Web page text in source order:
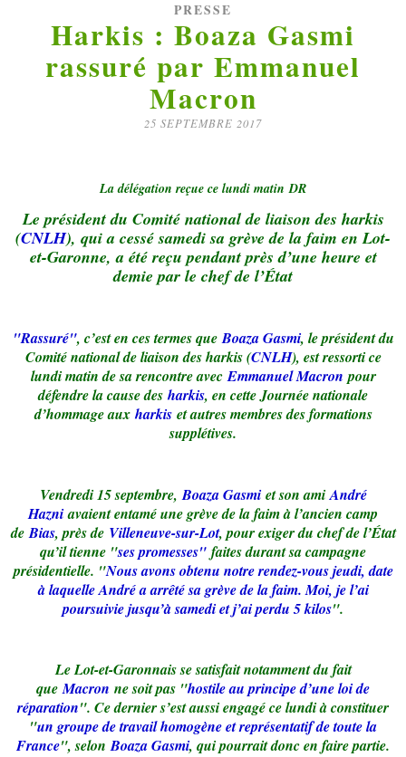
PRESSE
Harkis : Boaza Gasmi
rassuré par Emmanuel
Macron
25 SEPTEMBRE 2017
La délégation reçue ce lundi matin DR
Le président du Comité national de liaison des harkis
(CNLH), qui a cessé samedi sa grève de la faim en Lot-
et-Garonne, a été reçu pendant près d’une heure et
demie par le chef de l’État
"Rassuré", c’est en ces termes que Boaza Gasmi, le président du
Comité national de liaison des harkis (CNLH), est ressorti ce
lundi matin de sa rencontre avec Emmanuel Macron pour
défendre la cause des harkis, en cette Journée nationale
d’hommage aux harkis et autres membres des formations
supplétives.
Vendredi 15 septembre, Boaza Gasmi et son ami André
Hazni avaient entamé une grève de la faim à l’ancien camp
de Bias, près de Villeneuve-sur-Lot, pour exiger du chef de l’État
qu’il tienne "ses promesses" faites durant sa campagne
présidentielle. "Nous avons obtenu notre rendez-vous jeudi, date
à laquelle André a arrêté sa grève de la faim. Moi, je l’ai
poursuivie jusqu’à samedi et j’ai perdu 5 kilos".
Le Lot-et-Garonnais se satisfait notamment du fait
que Macron ne soit pas "hostile au principe d’une loi de
réparation". Ce dernier s’est aussi engagé ce lundi à constituer
"un groupe de travail homogène et représentatif de toute la
France", selon Boaza Gasmi, qui pourrait donc en faire partie.